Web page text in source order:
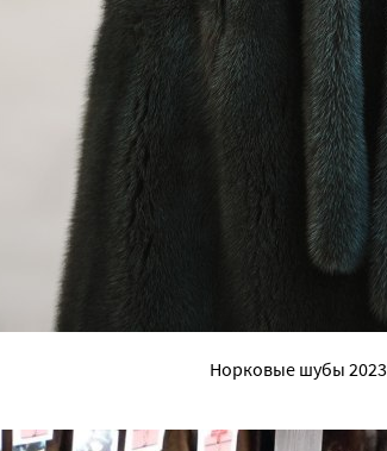
Норковые шубы 2023